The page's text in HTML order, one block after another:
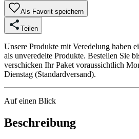
Als Favorit speichern
Teilen
Unsere Produkte mit Veredelung haben
als unveredelte Produkte. Bestellen Sie
verschicken Ihr Paket voraussichtlich
Dienstag (Standardversand).
Auf einen Blick
Beschreibung